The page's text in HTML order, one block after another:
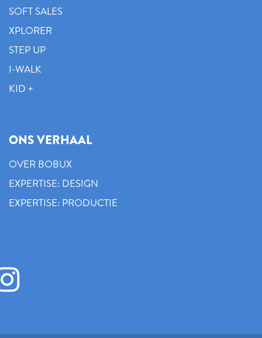
SOFT SALES
XPLORER
STEP UP
I-WALK
KID +
ONS VERHAAL
OVER BOBUX
EXPERTISE: DESIGN
EXPERTISE: PRODUCTIE